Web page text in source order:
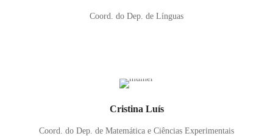
Coord. do Dep. de Línguas
Cristina Luís
Coord. do Dep. de Matemática e Ciências Experimentais